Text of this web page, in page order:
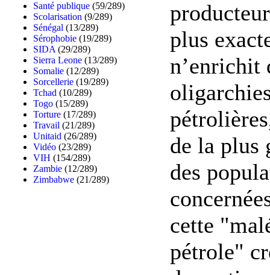
Santé publique (59/289)
Scolarisation (9/289)
Sénégal (13/289)
Sérophobie (19/289)
SIDA (29/289)
Sierra Leone (13/289)
Somalie (12/289)
Sorcellerie (19/289)
Tchad (10/289)
Togo (15/289)
Torture (17/289)
Travail (21/289)
Unitaid (26/289)
Vidéo (23/289)
VIH (154/289)
Zambie (12/289)
Zimbabwe (21/289)
plus
n’enrichit
de la plus
des
cette
pétrole"